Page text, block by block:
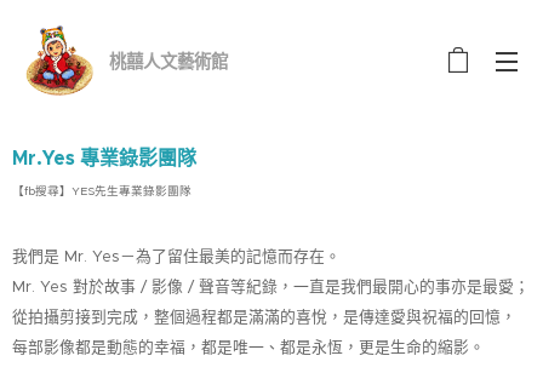
桃囍人文藝術館
Mr.Yes 專業錄影團隊
【fb搜尋】YES先生專業錄影團隊
我們是 Mr. Yes－為了留住最美的記憶而存在。
Mr. Yes 對於故事 / 影像 / 聲音等紀錄，一直是我們最開心的事亦是最愛；
從拍攝剪接到完成，整個過程都是滿滿的喜悅，是傳達愛與祝福的回憶，
每部影像都是動態的幸福，都是唯一、都是永恆，更是生命的縮影。